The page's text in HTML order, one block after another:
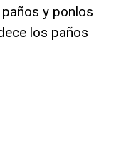
y ponlos
los paños